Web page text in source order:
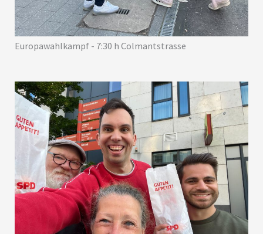
Europawahlkampf - 7:30 h Colmantstrasse